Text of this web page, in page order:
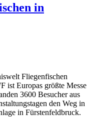
in
Fliegenfischen
ist Europas größte Messe
3600 Besucher aus
den Weg in
in Fürstenfeldbruck.